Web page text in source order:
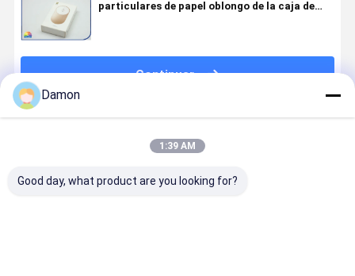
particulares de papel oblongo de la caja de
Continuar
Damon
1:39 AM
Good day, what product are you looking for?